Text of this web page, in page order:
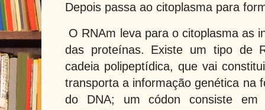
Depois passa ao citoplasma para
O RNAm leva para o citoplasma as
das proteínas. Existe um tipo de
cadeia polipeptídica, que vai
transporta a informação genética na
do DNA; um códon consiste em